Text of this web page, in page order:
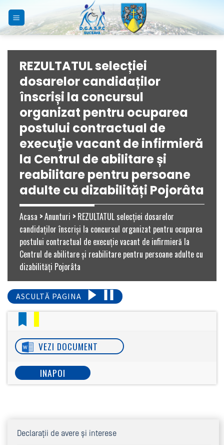
content
REZULTATUL selecției
dosarelor candidaților
înscriși la concursul
organizat pentru ocuparea
postului contractual de
execuţie vacant de infirmieră
la Centrul de abilitare și
reabilitare pentru persoane
adulte cu dizabilități Pojorâta
Acasa >Anunturi >REZULTATUL selecției dosarelor
candidaților înscriși la concursul organizat pentru ocuparea
postului contractual de execuţie vacant de infirmieră la
Centrul de abilitare și reabilitare pentru persoane adulte cu
dizabilități Pojorâta
ASCULTĂ PAGINA
VEZI DOCUMENT
INAPOI
Declaraţii de avere şi interese